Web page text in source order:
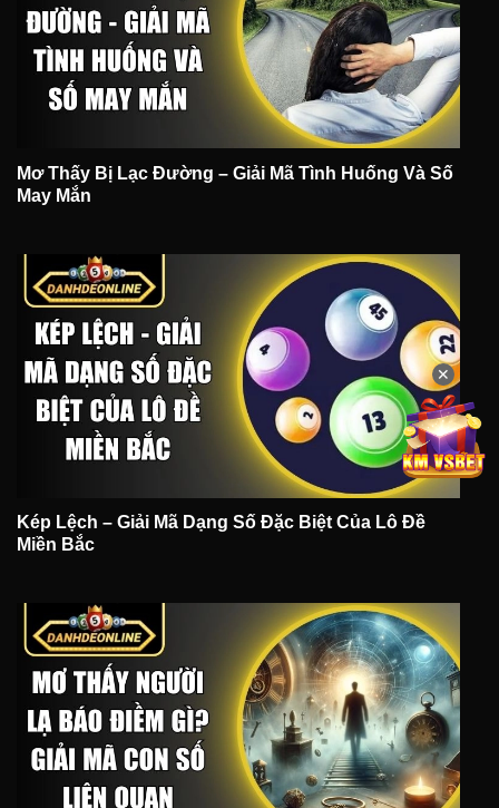
Mơ Thấy Bị Lạc Đường – Giải Mã Tình Huống Và Số
May Mắn
Kép Lệch – Giải Mã Dạng Số Đặc Biệt Của Lô Đề
Miền Bắc
✕